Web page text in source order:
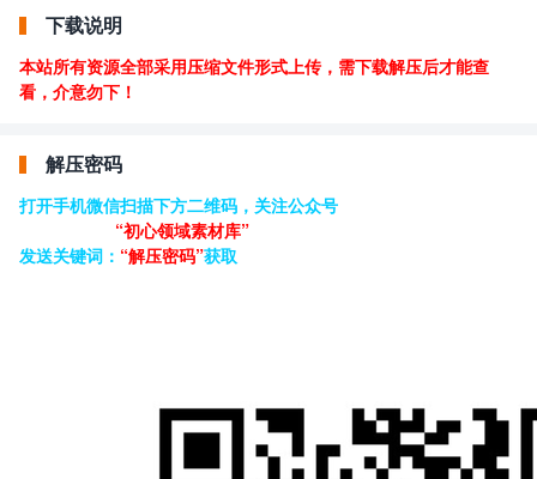
下载说明
本站所有资源全部采用压缩文件形式上传，需下载解压后才能查
看，介意勿下！
解压密码
打开手机微信扫描下方二维码，关注公众号
“初心领域素材库”
发送关键词： “解压密码”获取